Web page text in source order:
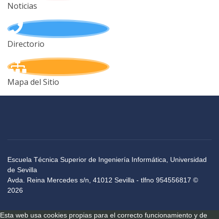
Noticias
Directorio
Mapa del Sitio
Escuela Técnica Superior de Ingeniería Informática, Universidad
de Sevilla
Avda. Reina Mercedes s/n, 41012 Sevilla - tlfno 954556817 ©
2026
Esta web usa cookies propias para el correcto funcionamiento y de